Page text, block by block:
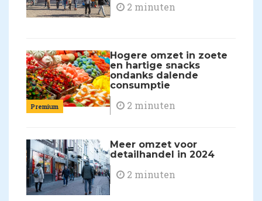
2 minuten
Premium
Hogere omzet in zoete
en hartige snacks
ondanks dalende
consumptie
2 minuten
Meer omzet voor
detailhandel in 2024
2 minuten